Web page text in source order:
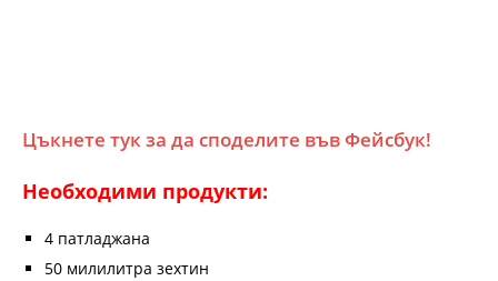
Цъкнете тук за да споделите във Фейсбук!
Необходими продукти:
4 патладжана
50 милилитра зехтин